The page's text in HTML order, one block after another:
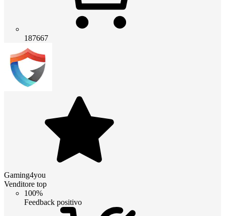
187667
Gaming4you
Venditore top
100%
Feedback positivo